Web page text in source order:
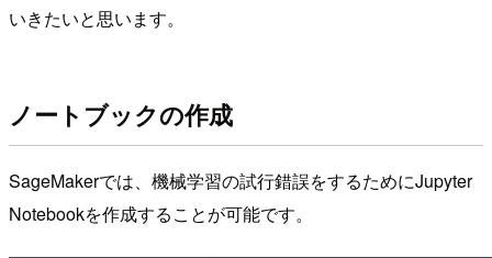
いきたいと思います。
ノートブックの作成
SageMakerでは、機械学習の試行錯誤をするためにJupyter
Notebookを作成することが可能です。